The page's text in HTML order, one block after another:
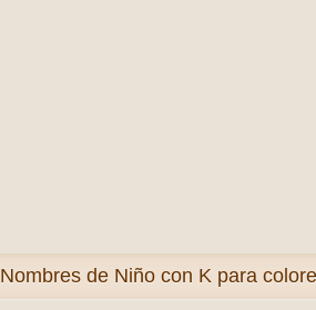
Nombres de Niño con K para